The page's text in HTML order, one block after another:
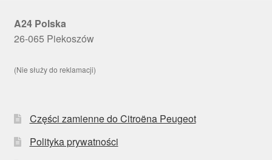
A24 Polska
26-065 Piekoszów
(Nie służy do reklamacji)
Części zamienne do Citroëna Peugeot
Polityka prywatności